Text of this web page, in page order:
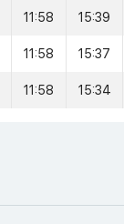
11:58 15:39
11:58 15:37
11:58 15:34